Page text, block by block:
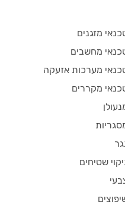
מזגנים
מחשבים
מערכות אזעקה
מקררים
שטיחים